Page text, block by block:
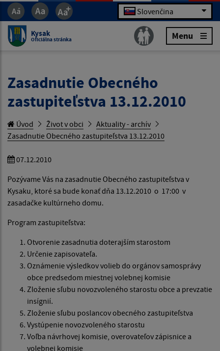
Slovenčina
Kysak
Oficiálna stránka Menu
Zasadnutie Obecného
zastupiteľstva 13.12.2010
Úvod Život v obci
Aktuality - archív
Zasadnutie Obecného zastupiteľstva 13.12.2010
07.12.2010
Pozývame Vás na zasadnutie Obecného zastupiteľstva v
Kysaku, ktoré sa bude konať dňa 13.12.2010 o 17:00 v
zasadačke kultúrneho domu.
Program zastupiteľstva:
Otvorenie zasadnutia doterajším starostom
Určenie zapisovateľa.
Oznámenie výsledkov volieb do orgánov samosprávy
obce predsedom miestnej volebnej komisie
Zloženie sľubu novozvoleného starostu obce a prevzatie
insígnií.
Zloženie sľubu poslancov obecného zastupiteľstva
Vystúpenie novozvoleného starostu
Voľba návrhovej komisie, overovateľov zápisnice a
volebnej komisie